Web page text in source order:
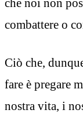
che noi non
combattere o
Ciò che,
fare è pregare
nostra vita, i